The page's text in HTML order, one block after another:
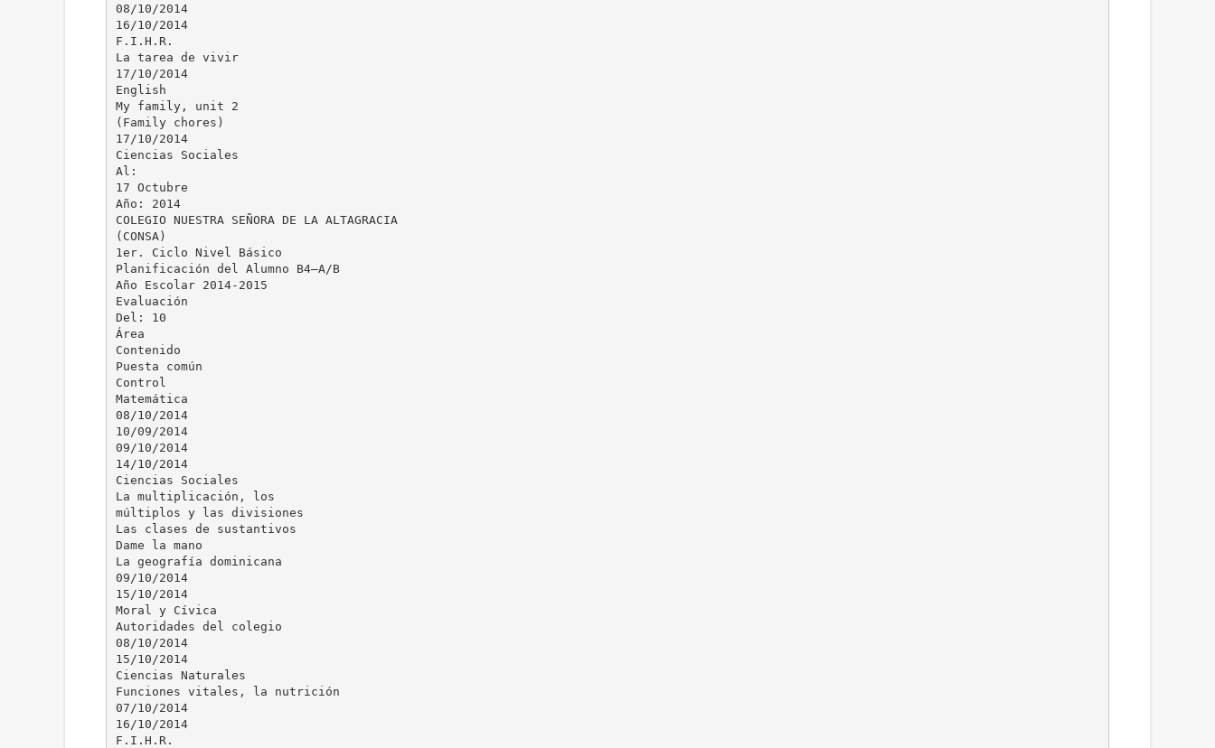
08/10/2014
16/10/2014
F.I.H.R.
La tarea de vivir
17/10/2014
English
My family, unit 2
(Family chores)
17/10/2014
Ciencias Sociales
Al:
17 Octubre
Año: 2014
COLEGIO NUESTRA SEÑORA DE LA ALTAGRACIA
(CONSA)
1er. Ciclo Nivel Básico
Planificación del Alumno B4–A/B
Año Escolar 2014-2015
Evaluación
Del: 10
Área
Contenido
Puesta común
Control
Matemática
08/10/2014
10/09/2014
09/10/2014
14/10/2014
Ciencias Sociales
La multiplicación, los
múltiplos y las divisiones
Las clases de sustantivos
Dame la mano
La geografía dominicana
09/10/2014
15/10/2014
Moral y Cívica
Autoridades del colegio
08/10/2014
15/10/2014
Ciencias Naturales
Funciones vitales, la nutrición
07/10/2014
16/10/2014
F.I.H.R.